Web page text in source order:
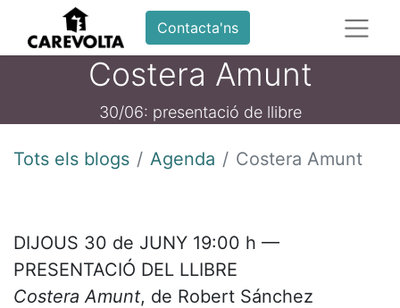
Contacta'ns
Costera Amunt
30/06: presentació de llibre
Tots els blogs Agenda Costera Amunt
DIJOUS 30 de JUNY 19:00 h —
PRESENTACIÓ DEL LLIBRE
Costera Amunt, de Robert Sánchez